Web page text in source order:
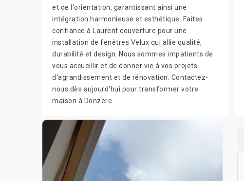
et de l'orientation, garantissant ainsi une
intégration harmonieuse et esthétique. Faites
confiance à Laurent couverture pour une
installation de fenêtres Velux qui allie qualité,
durabilité et design. Nous sommes impatients de
vous accueillir et de donner vie à vos projets
d'agrandissement et de rénovation. Contactez-
nous dès aujourd'hui pour transformer votre
maison à Donzere.